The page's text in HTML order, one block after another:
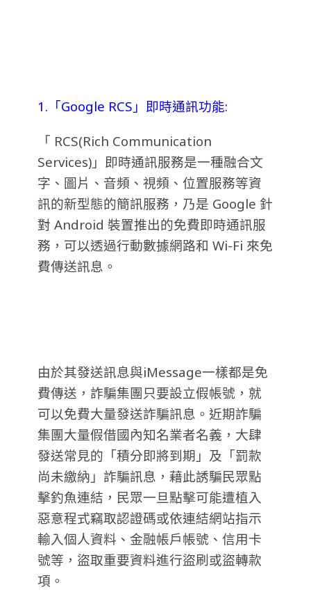
1.「Google RCS」即時通訊功能:
「 RCS(Rich Communication
Services)」即時通訊服務是一種融合文
字、圖片、音頻、視頻、位置服務等資
訊的新型態的簡訊服務，乃是 Google 針
對 Android 裝置推出的免費即時通訊服
務，可以透過行動數據網路和 Wi-Fi 來免
費傳送訊息。
由於其發送訊息與iMessage一樣都是免
費傳送，詐騙集團只要設立假帳號，就
可以免費大量發送詐騙訊息。近期詐騙
集團大量假借國內知名業者名義，大肆
發送常見的「積分即將到期」及「罰款
尚未繳納」詐騙訊息，藉此誘騙民眾點
擊釣魚連結，民眾一旦點擊可能遭植入
惡意程式竊取認證碼或依連結網站指示
輸入個人資料、金融帳戶帳號、信用卡
號等，盜取重要資料進行盜刷或盜轉款
項。